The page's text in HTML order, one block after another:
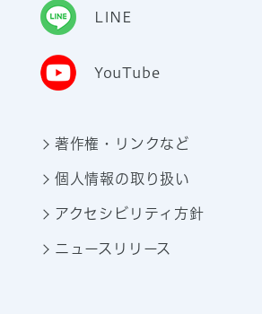
LINE
YouTube
著作権・リンクなど
個人情報の取り扱い
アクセシビリティ方針
ニュースリリース